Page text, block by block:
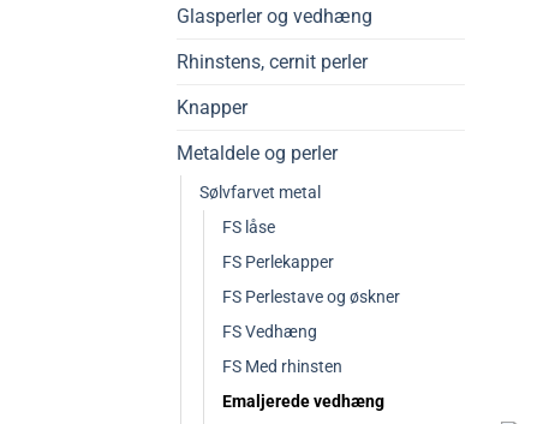
Glasperler og vedhæng
Rhinstens, cernit perler
Knapper
Metaldele og perler
Sølvfarvet metal
FS låse
FS Perlekapper
FS Perlestave og øskner
FS Vedhæng
FS Med rhinsten
Emaljerede vedhæng